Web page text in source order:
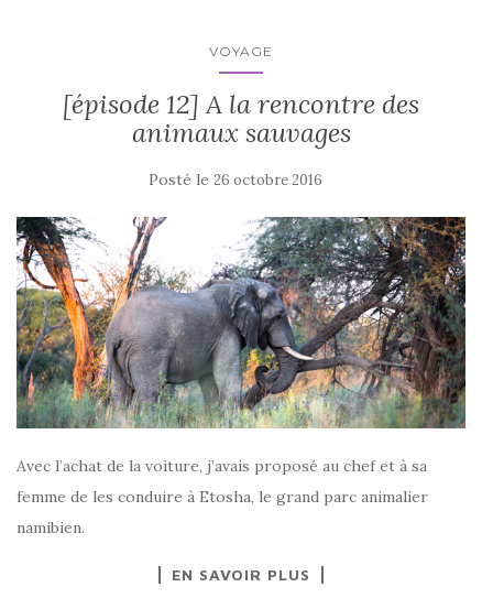
VOYAGE
[épisode 12] A la rencontre des
animaux sauvages
Posté le 26 octobre 2016
Avec l’achat de la voiture, j’avais proposé au chef et à sa
femme de les conduire à Etosha, le grand parc animalier
namibien.
EN SAVOIR PLUS